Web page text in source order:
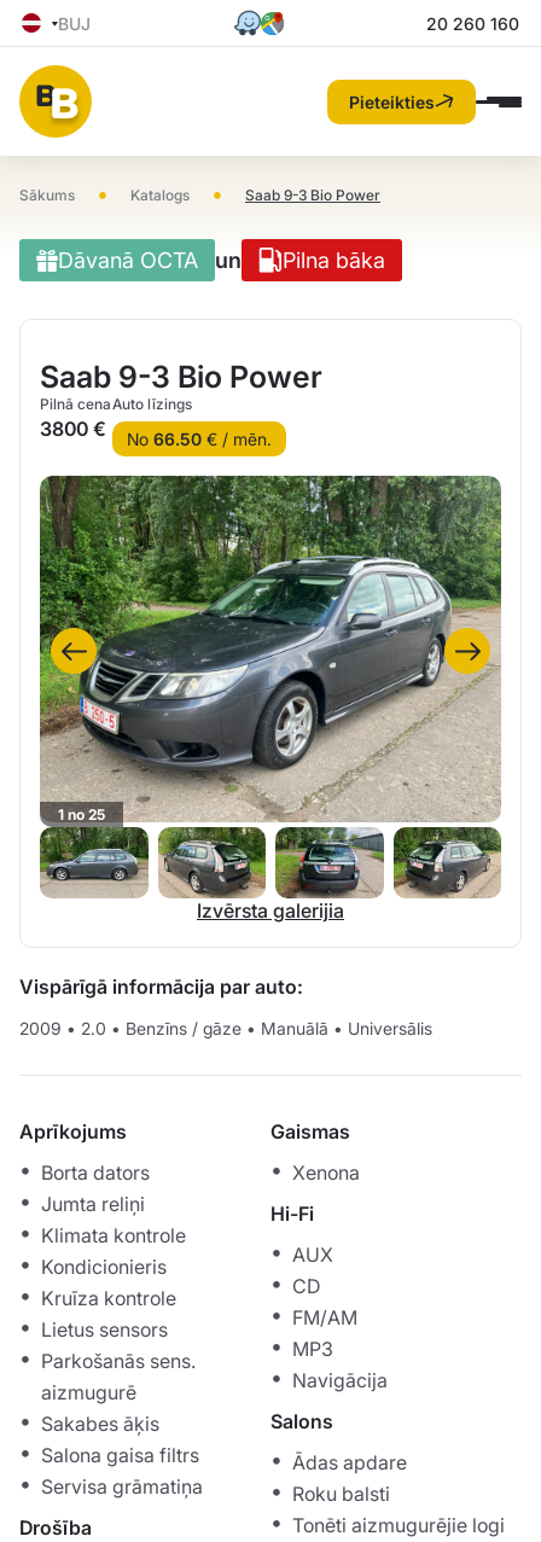
BUJ 20 260 160
Pieteikties
Sākums • Katalogs • Saab 9-3 Bio Power
Dāvanā OCTA un Pilna bāka
Saab 9-3 Bio Power
Pilnā cena
3800 €
Auto līzings
No 66.50€ / mēn.
1 no 25
Izvērsta galerijia
Vispārīgā informācija par auto:
2009 • 2.0 • Benzīns / gāze • Manuālā • Universālis
Aprīkojums
Borta dators
Jumta reliņi
Klimata kontrole
Kondicionieris
Kruīza kontrole
Lietus sensors
Parkošanās sens.
aizmugurē
Sakabes āķis
Salona gaisa filtrs
Servisa grāmatiņa
Drošība
Gaismas
Xenona
Hi-Fi
AUX
CD
FM/AM
MP3
Navigācija
Salons
Ādas apdare
Roku balsti
Tonēti aizmugurējie logi